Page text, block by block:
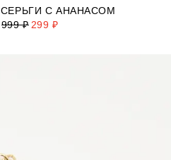
СЕРЬГИ С АНАНАСОМ
299 ₽
999 ₽